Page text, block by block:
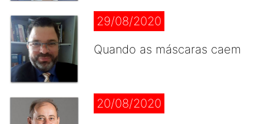
29/08/2020
Quando as máscaras caem
20/08/2020